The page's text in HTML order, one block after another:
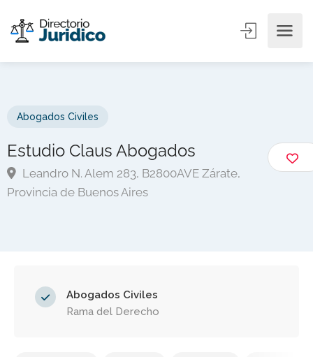
Abogados Civiles
Estudio Claus Abogados
Leandro N. Alem 283, B2800AVE Zárate,
Provincia de Buenos Aires
Abogados Civiles
Rama del Derecho